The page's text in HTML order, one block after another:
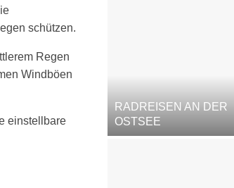
schützen.
Regen
Windböen
einstellbare
RADREISEN AN DER
OSTSEE